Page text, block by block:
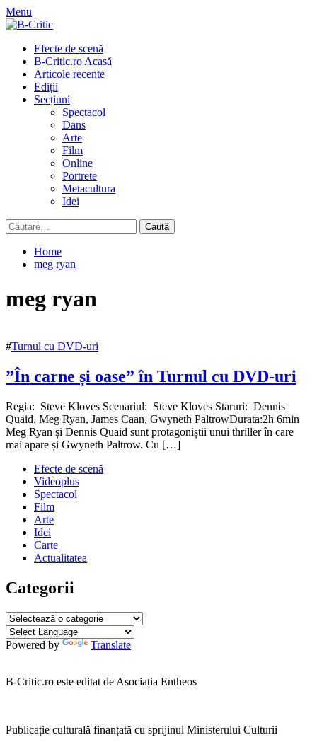
Skip
to
Menu
Primary
Menu
Efecte de scenă
B-Critic.ro Acasă
Articole recente
Ediții
Secțiuni
Spectacol
Dans
Arte
Film
Online
Portrete
Metacultura
Idei
Caută
după:
Home
meg ryan
meg ryan
#Turnul cu DVD-uri
”În carne și oase” în Turnul cu DVD-uri
22
august
2016 10
noiembrie
Regia: Steve Kloves Scenariul: Steve Kloves Staruri: Dennis
Quaid, Meg Ryan, James Caan, Gwyneth PaltrowDurata:2h 6min
Meg Ryan și Dennis Quaid sunt protagoniștii unui thriller în care
mai apare și Gwyneth Paltrow. Cu […]
Efecte de scenă
Videoplus
Spectacol
Film
Arte
Idei
Carte
Actualitatea
Categorii
Categorii
Powered by Translate
B-Critic.ro este editat de Asociația Entheos
Publicație culturală finanțată cu sprijinul Ministerului Culturii